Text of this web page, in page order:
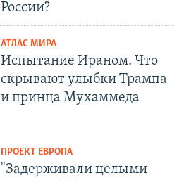
России?
АТЛАС МИРА
Испытание Ираном. Что
скрывают улыбки Трампа
и принца Мухаммеда
ПРОЕКТ ЕВРОПА
"Задерживали целыми